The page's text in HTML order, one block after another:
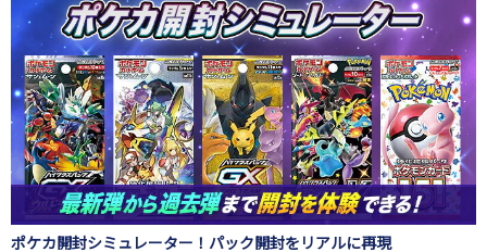
ポケカ開封シミュレーター！パック開封をリアルに再現